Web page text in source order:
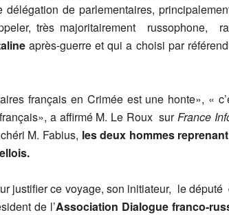
délégation de parlementaires,
très majoritairement russophone,
après-guerre et qui a choisi par
français en Crimée est une honte», «
a affirmé M. Le Roux surFrance
M. Fabius, les deux hommes
justifier ce voyage, son initiateur, le député
de l’Association Dialogue franco-